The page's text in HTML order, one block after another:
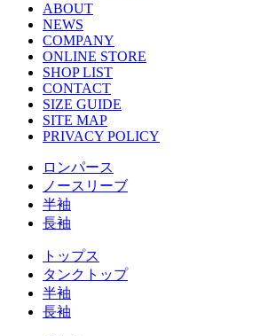
ABOUT
NEWS
COMPANY
ONLINE STORE
SHOP LIST
CONTACT
SIZE GUIDE
SITE MAP
PRIVACY POLICY
ロンパース
ノースリーブ
半袖
⻑袖
トップス
タンクトップ
半袖
⻑袖